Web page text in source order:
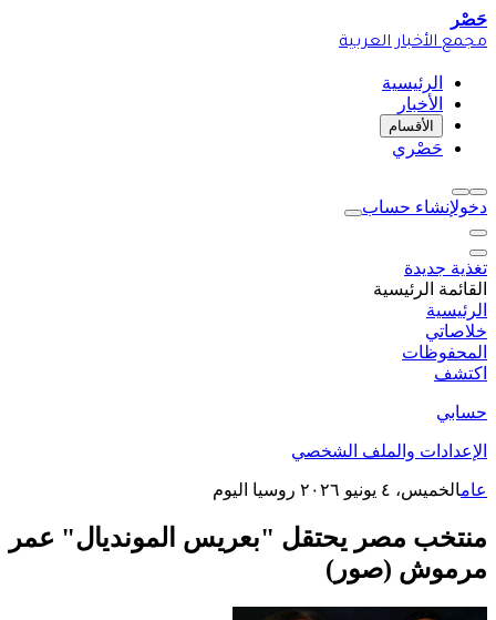
حَصْر
مجمع الأخبار العربية
الرئيسية
الأخبار
الأقسام
حَصْري
دخولإنشاء حساب
تغذية جديدة
القائمة الرئيسية
الرئيسية
خلاصاتي
المحفوظات
اكتشف
حسابي
الإعدادات والملف الشخصي
عامالخميس، ٤ يونيو ٢٠٢٦ روسيا اليوم
منتخب مصر يحتقل "بعريس المونديال" عمر
مرموش (صور)